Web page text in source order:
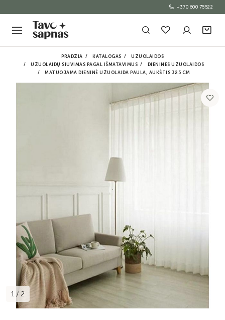
+370 600 75522
PRADŽIA KATALOGAS
UŽUOLAIDOS
UŽUOLAIDŲ SIUVIMAS PAGAL IŠMATAVIMUS
DIENINĖS UŽUOLAIDOS
MATUOJAMA DIENINĖ UŽUOLAIDA PAULA, AUKŠTIS 325 CM
1 / 2